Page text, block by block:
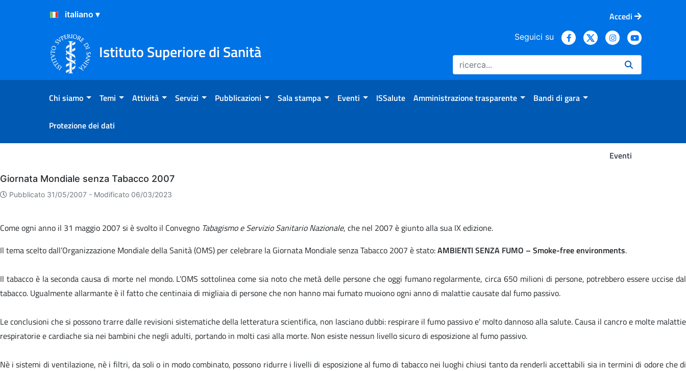
Salta al Contenuto
Salta al Footer
Accedi
Istituto Superiore di Sanità
Seguici su
Chi siamo Temi Attività Servizi Pubblicazioni Sala stampa Eventi ISSalute Amministrazione trasparente Bandi di gara
Protezione dei dati
Eventi
Eventi
Giornata Mondiale senza Tabacco 2007
Pubblicato 31/05/2007 - Modificato 06/03/2023
Come ogni anno il 31 maggio 2007 si è svolto il Convegno Tabagismo e Servizio Sanitario Nazionale, che nel 2007 è giunto alla sua IX edizione.
Il tema scelto dall’Organizzazione Mondiale della Sanità (OMS) per celebrare la Giornata Mondiale senza Tabacco 2007 è stato:AMBIENTI SENZA FUMO – Smoke-free environments.
Il tabacco è la seconda causa di morte nel mondo. L’OMS sottolinea come sia noto che metà delle persone che oggi fumano regolarmente, circa 650 milioni di persone, potrebbero essere uccise dal
tabacco. Ugualmente allarmante è il fatto che centinaia di migliaia di persone che non hanno mai fumato muoiono ogni anno di malattie causate dal fumo passivo.
Le conclusioni che si possono trarre dalle revisioni sistematiche della letteratura scientifica, non lasciano dubbi: respirare il fumo passivo e’ molto dannoso alla salute. Causa il cancro e molte malattie
respiratorie e cardiache sia nei bambini che negli adulti, portando in molti casi alla morte. Non esiste nessun livello sicuro di esposizione al fumo passivo.
Nè i sistemi di ventilazione, nè i filtri, da soli o in modo combinato, possono ridurre i livelli di esposizione al fumo di tabacco nei luoghi chiusi tanto da renderli accettabili sia in termini di odore che di